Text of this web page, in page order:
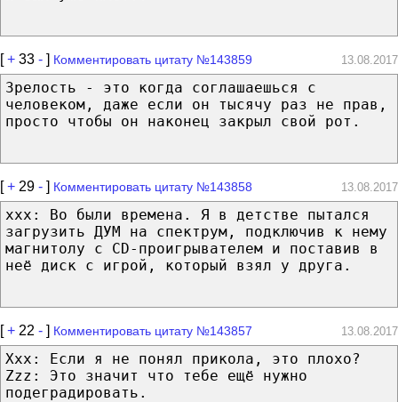
[+ 33 - ] Комментировать цитату №143859 13.08.2017
Зрелость - это когда соглашаешься с
человеком, даже если он тысячу раз не прав,
просто чтобы он наконец закрыл свой рот.
[+ 29 - ] Комментировать цитату №143858 13.08.2017
xxx: Во были времена. Я в детстве пытался
загрузить ДУМ на спектрум, подключив к нему
магнитолу с CD-проигрывателем и поставив в
неё диск с игрой, который взял у друга.
[+ 22 - ] Комментировать цитату №143857 13.08.2017
Xxx: Если я не понял прикола, это плохо?
Zzz: Это значит что тебе ещё нужно
подеградировать.